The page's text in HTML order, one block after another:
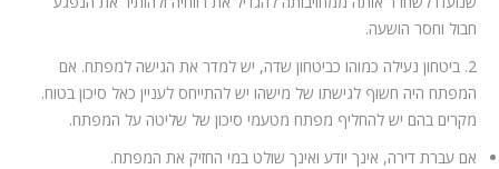
חבול וחסר הושעה.
2. ביטחון נעילה כמוהו כביטחון שדה, יש למדר את הגישה למפתח. אם
המפתח היה חשוף לגישתו של מישהו יש להתייחס לעניין כאל סיכון בטוח.
מקרים בהם יש להחליף מפתח מטעמי סיכון של שליטה על המפתח.
אם עברת דירה, אינך יודע ואינך שולט במי החזיק את המפתח.